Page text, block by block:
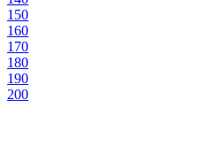
150
160
170
180
190
200